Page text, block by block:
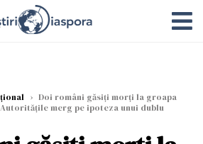
› Doi români găsiți morți la groapa
merg pe ipoteza unui dublu